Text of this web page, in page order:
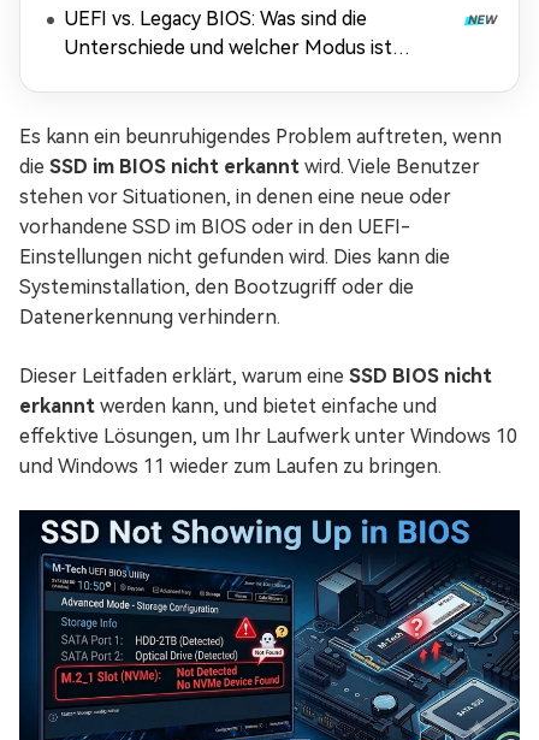
UEFI vs. Legacy BIOS: Was sind die
Unterschiede und welcher Modus ist
Es kann ein beunruhigendes Problem auftreten, wenn
die SSD im BIOS nicht erkannt wird. Viele Benutzer
stehen vor Situationen, in denen eine neue oder
vorhandene SSD im BIOS oder in den UEFI-
Einstellungen nicht gefunden wird. Dies kann die
Systeminstallation, den Bootzugriff oder die
Datenerkennung verhindern.
Dieser Leitfaden erklärt, warum eine SSD BIOS nicht
erkannt werden kann, und bietet einfache und
effektive Lösungen, um Ihr Laufwerk unter Windows 10
und Windows 11 wieder zum Laufen zu bringen.